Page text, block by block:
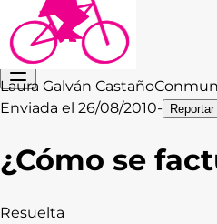
Contacto
Acceso
Laura Galván CastañoConmun
Enviada el 26/08/2010-
¿Cómo se
Resuelta